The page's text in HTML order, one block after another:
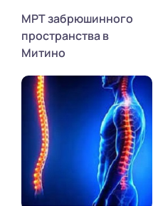
МРТ забрюшинного
пространства в
Митино